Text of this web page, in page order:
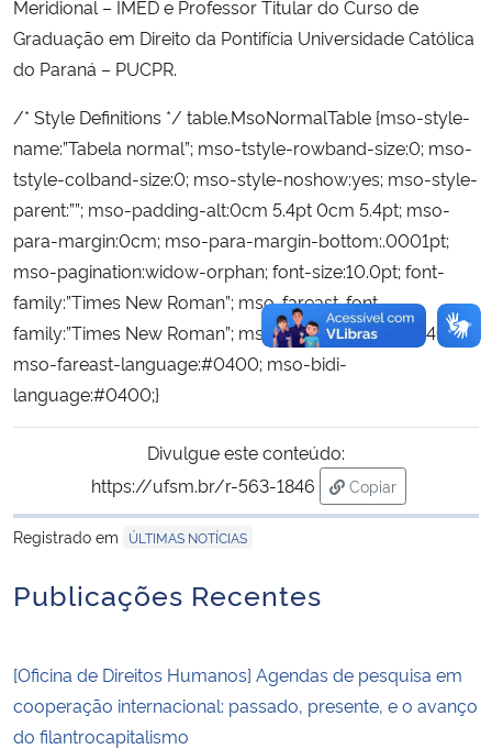
Meridional – IMED e Professor Titular do Curso de
Graduação em Direito da Pontifícia Universidade Católica
do Paraná – PUCPR.
/* Style Definitions */ table.MsoNormalTable {mso-style-
name:”Tabela normal”; mso-tstyle-rowband-size:0; mso-
tstyle-colband-size:0; mso-style-noshow:yes; mso-style-
parent:””; mso-padding-alt:0cm 5.4pt 0cm 5.4pt; mso-
para-margin:0cm; mso-para-margin-bottom:.0001pt;
mso-pagination:widow-orphan; font-size:10.0pt; font-
family:”Times New Roman”; mso-fareast-font-
family:”Times New Roman”; mso-ansi-language:#0400;
mso-fareast-language:#0400; mso-bidi-
language:#0400;}
Divulgue este conteúdo:
https://ufsm.br/r-563-1846
Copiar
para área de
Registrado em
ÚLTIMAS NOTÍCIAS
Publicações Recentes
[Oficina de Direitos Humanos] Agendas de pesquisa em
cooperação internacional: passado, presente, e o avanço
do filantrocapitalismo